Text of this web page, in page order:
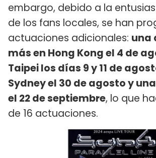
embargo, debido a la
de los fans locales, se han
actuaciones adicionales: una
más en Hong Kong el 4 de
Taipei los días 9 y 11 de
Sydney el 30 de agosto y
el 22 de septiembre, lo que
de 16 actuaciones.